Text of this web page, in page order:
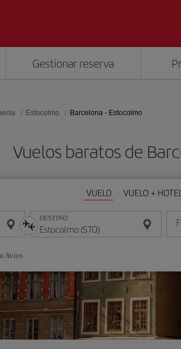
Gestionar reserva
Estocolmo Barcelona - Estocolmo
Vuelos baratos de
VUELO VUELO + HOTEL
DESTINO
Avios